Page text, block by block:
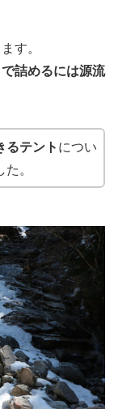
す。
詰めるには源流
るテントについ
。